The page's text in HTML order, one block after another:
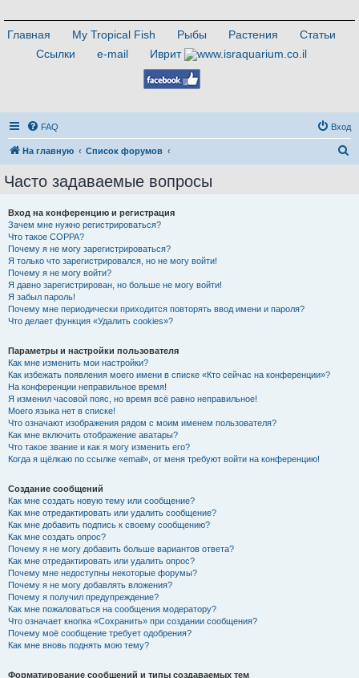
Главная My Tropical Fish Рыбы Растения
Статьи
Ссылки
e-mail Иврит
FAQ Вход
На главную Список форумов
Часто задаваемые вопросы
Вход на конференцию и регистрация
Зачем мне нужно регистрироваться?
Что такое COPPA?
Почему я не могу зарегистрироваться?
Я только что зарегистрировался, но не могу войти!
Почему я не могу войти?
Я давно зарегистрирован, но больше не могу войти!
Я забыл пароль!
Почему мне периодически приходится повторять ввод имени и пароля?
Что делает функция «Удалить cookies»?
Параметры и настройки пользователя
Как мне изменить мои настройки?
Как избежать появления моего имени в списке «Кто сейчас на конференции»?
На конференции неправильное время!
Я изменил часовой пояс, но время всё равно неправильное!
Моего языка нет в списке!
Что означают изображения рядом с моим именем пользователя?
Как мне включить отображение аватары?
Что такое звание и как я могу изменить его?
Когда я щёлкаю по ссылке «email», от меня требуют войти на конференцию!
Создание сообщений
Как мне создать новую тему или сообщение?
Как мне отредактировать или удалить сообщение?
Как мне добавить подпись к своему сообщению?
Как мне создать опрос?
Почему я не могу добавить больше вариантов ответа?
Как мне отредактировать или удалить опрос?
Почему мне недоступны некоторые форумы?
Почему я не могу добавлять вложения?
Почему я получил предупреждение?
Как мне пожаловаться на сообщения модератору?
Что означает кнопка «Сохранить» при создании сообщения?
Почему моё сообщение требует одобрения?
Как мне вновь поднять мою тему?
Форматирование сообщений и типы создаваемых тем